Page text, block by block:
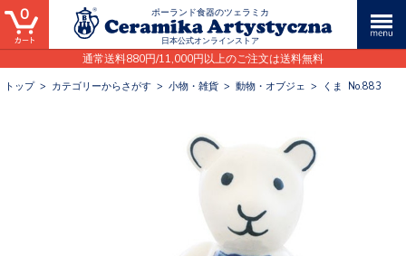
ポーランド食器のツェラミカ
日本公式オンラインストア
通常送料880円/11,000円以上のご注文は送料無料
0
トップ> カテゴリーからさがす > 小物・雑貨 > 動物・オブジェ > くま No.883